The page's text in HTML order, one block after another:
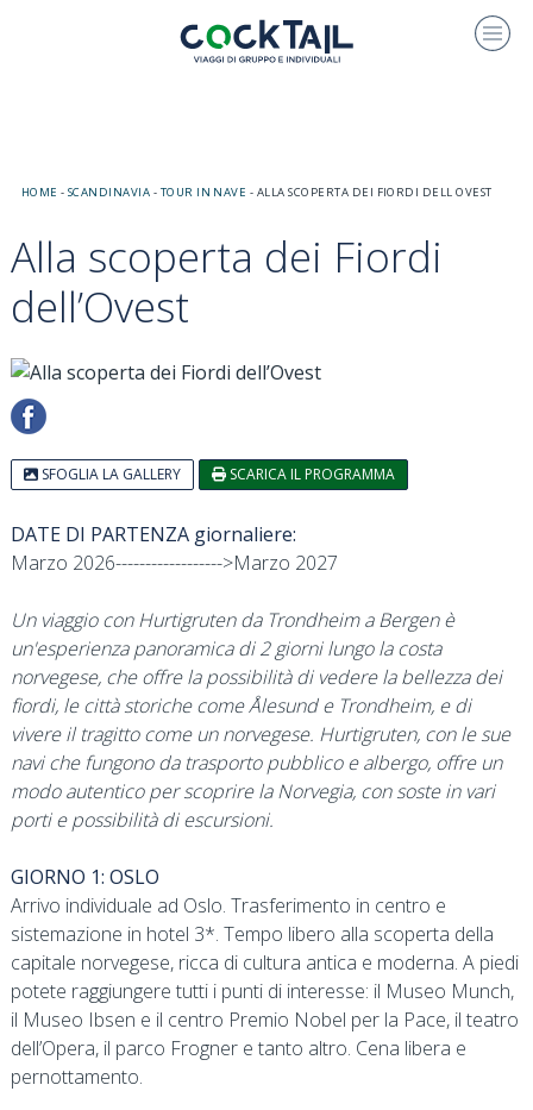
HOME - SCANDINAVIA - TOUR IN NAVE - ALLA SCOPERTA DEI FIORDI DELL OVEST
Alla scoperta dei Fiordi
dell’Ovest
SFOGLIA LA GALLERY SCARICA IL PROGRAMMA
DATE DI PARTENZA giornaliere:
Marzo 2026------------------>Marzo 2027
Un viaggio con Hurtigruten da Trondheim a Bergen è
un'esperienza panoramica di 2 giorni lungo la costa
norvegese, che offre la possibilità di vedere la bellezza dei
fiordi, le città storiche come Ålesund e Trondheim, e di
vivere il tragitto come un norvegese. Hurtigruten, con le sue
navi che fungono da trasporto pubblico e albergo, offre un
modo autentico per scoprire la Norvegia, con soste in vari
porti e possibilità di escursioni.
GIORNO 1: OSLO
Arrivo individuale ad Oslo. Trasferimento in centro e
sistemazione in hotel 3*. Tempo libero alla scoperta della
capitale norvegese, ricca di cultura antica e moderna. A piedi
potete raggiungere tutti i punti di interesse: il Museo Munch,
il Museo Ibsen e il centro Premio Nobel per la Pace, il teatro
dell’Opera, il parco Frogner e tanto altro. Cena libera e
pernottamento.